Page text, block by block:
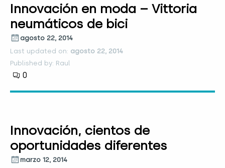
Innovación en moda – Vittoria
neumáticos de bici
agosto 22, 2014
Last updated on: agosto 22, 2014
Published by: Raul
0
Innovación, cientos de
oportunidades diferentes
marzo 12, 2014